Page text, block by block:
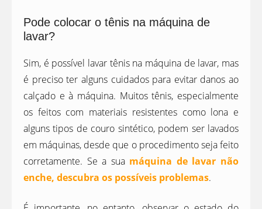
Pode colocar o tênis na máquina de
lavar?
Sim, é possível lavar tênis na máquina de lavar, mas
é preciso ter alguns cuidados para evitar danos ao
calçado e à máquina. Muitos tênis, especialmente
os feitos com materiais resistentes como lona e
alguns tipos de couro sintético, podem ser lavados
em máquinas, desde que o procedimento seja feito
corretamente. Se a sua máquina de lavar não
enche, descubra os possíveis problemas.